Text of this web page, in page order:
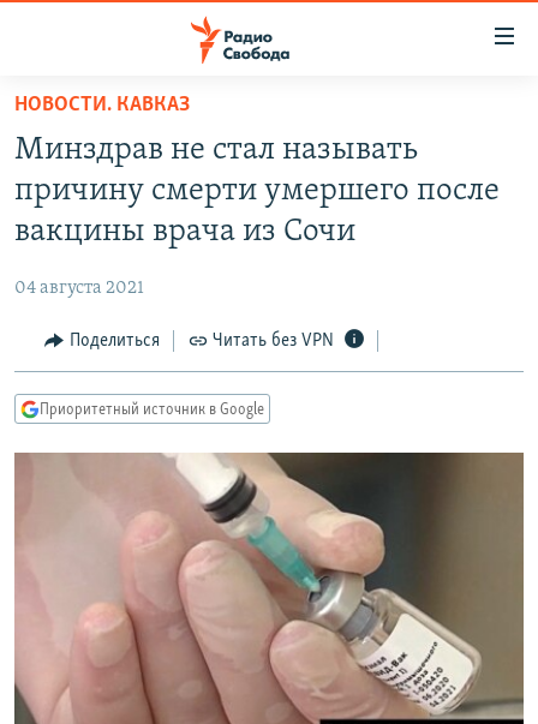
упрощенного
доступа
основному
Вернутся
Вернутся
ПОДКАСТЫ
АВТОРСКИЕ ПРОЕКТЫ
МНЕНИЯ
КУЛЬТУРА
КАВКАЗ.РЕАЛИИ
СИБИРЬ.РЕАЛИИ
РАСПИСАНИЕ ВЕЩАНИЯ
ПОДПИШИТЕСЬ НА РАССЫЛКУ
СОЦИАЛЬНЫЕ СЕТИ
НОВОСТИ. КАВКАЗ
Минздрав не стал называть
причину смерти умершего после
вакцины врача из Сочи
04 августа 2021
Поделиться Читать без VPN
Приоритетный источник в Google